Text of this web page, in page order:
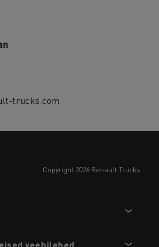
trucks.com
copyright 2026 Renault Trucks
veebilehed